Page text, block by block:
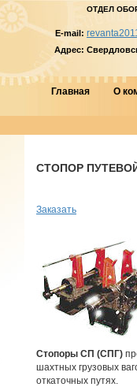
ОТДЕЛ
E-mail:
Адрес:
Главная О
СТОПОР
Заказать
Стопоры СП (СПГ)
шахтных грузовых
откаточных путях.